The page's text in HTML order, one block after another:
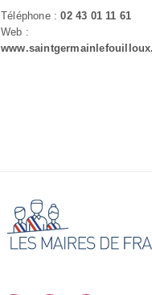
Téléphone :02 43 01 11 61
Web :